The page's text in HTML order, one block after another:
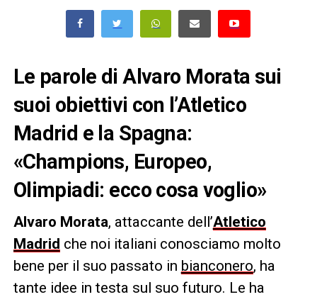
Le parole di Alvaro Morata sui
suoi obiettivi con l’Atletico
Madrid e la Spagna:
«Champions, Europeo,
Olimpiadi: ecco cosa voglio»
Alvaro Morata, attaccante dell’Atletico
Madrid che noi italiani conosciamo molto
bene per il suo passato in bianconero, ha
tante idee in testa sul suo futuro. Le ha